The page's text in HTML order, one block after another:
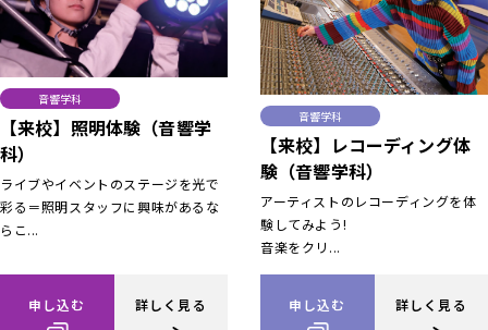
音響学科
【来校】照明体験（音響学
科）
ライブやイベントのステージを光で
彩る＝照明スタッフに興味があるな
らこ...
申し込む 詳しく見る
音響学科
【来校】レコーディング体
験（音響学科）
アーティストのレコーディングを体
験してみよう!
音楽をクリ...
申し込む 詳しく見る